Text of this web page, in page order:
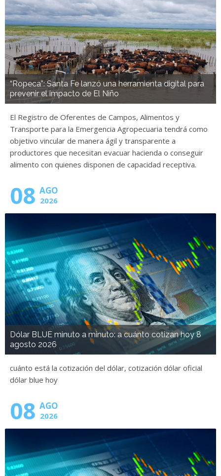
“Ropeca”: Santa Fe lanzó una herramienta digital para
prevenir el impacto de El Niño
El Registro de Oferentes de Campos, Alimentos y
Transporte para la Emergencia Agropecuaria tendrá como
objetivo vincular de manera ágil y transparente a
productores que necesitan evacuar hacienda o conseguir
alimento con quienes disponen de capacidad receptiva.
08 AGO
2026
Dólar BLUE minuto a minuto: a cuánto cotizan hoy 8
agosto 2026
cuánto está la cotización del dólar, cotización dólar oficial
dólar blue hoy
08 AGO
2026